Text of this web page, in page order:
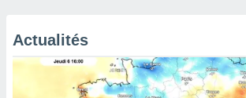
Actualités